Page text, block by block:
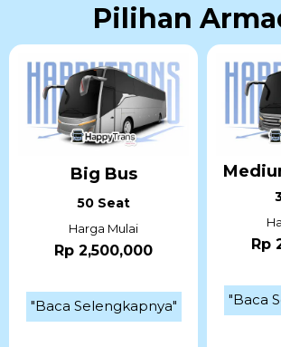
Pilihan
Big Bus
50 Seat
Harga Mulai
Rp 2,500,000
"Baca Selengkapnya"
Rp
"Baca